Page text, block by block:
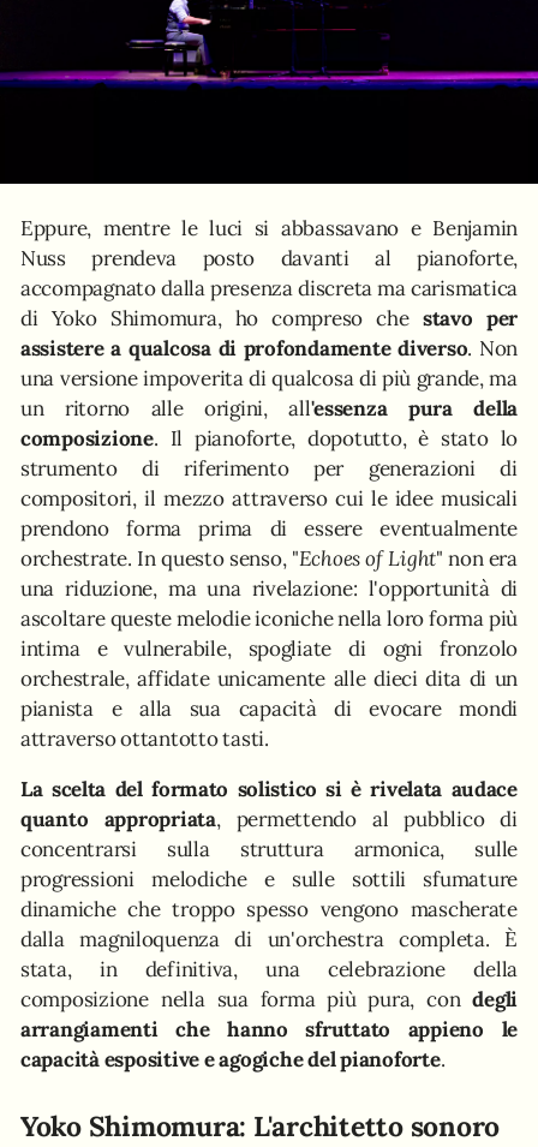
Eppure, mentre le luci si abbassavano e Benjamin
Nuss prendeva posto davanti al pianoforte,
accompagnato dalla presenza discreta ma carismatica
di Yoko Shimomura, ho compreso che stavo per
assistere a qualcosa di profondamente diverso. Non
una versione impoverita di qualcosa di più grande, ma
un ritorno alle origini, all'essenza pura della
composizione. Il pianoforte, dopotutto, è stato lo
strumento di riferimento per generazioni di
compositori, il mezzo attraverso cui le idee musicali
prendono forma prima di essere eventualmente
orchestrate. In questo senso, "Echoes of Light" non era
una riduzione, ma una rivelazione: l'opportunità di
ascoltare queste melodie iconiche nella loro forma più
intima e vulnerabile, spogliate di ogni fronzolo
orchestrale, affidate unicamente alle dieci dita di un
pianista e alla sua capacità di evocare mondi
attraverso ottantotto tasti.
La scelta del formato solistico si è rivelata audace
quanto appropriata, permettendo al pubblico di
concentrarsi sulla struttura armonica, sulle
progressioni melodiche e sulle sottili sfumature
dinamiche che troppo spesso vengono mascherate
dalla magniloquenza di un'orchestra completa. È
stata, in definitiva, una celebrazione della
composizione nella sua forma più pura, condegli
arrangiamenti che hanno sfruttato appieno le
capacità espositive e agogiche del pianoforte.
Yoko Shimomura: L'architetto sonoro